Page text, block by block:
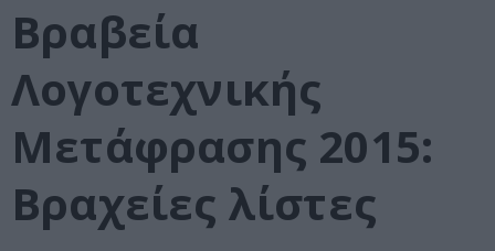
Βραβεία
Λογοτεχνικής
Μετάφρασης 2015:
Βραχείες λίστες